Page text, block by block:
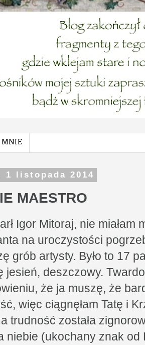
MNIE
1 listopada 2014
MAESTRO
Igor Mitoraj, nie miałam
na uroczystości
grób artysty. Było to 17
jesień, deszczowy.
że ja muszę, że
więc ciągnęłam Tatę i
trudność została
niebie (ukochany znak od